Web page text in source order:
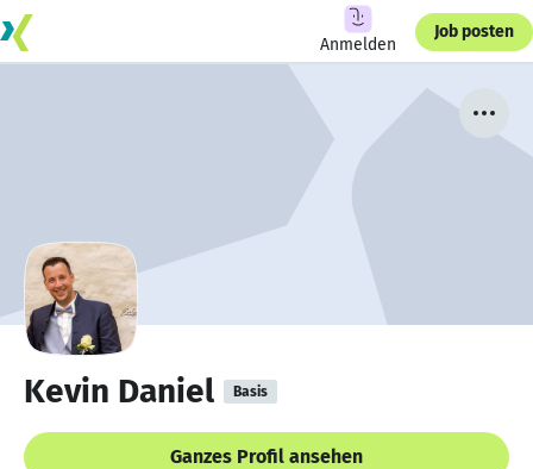
Anmelden
Job posten
Kevin Daniel Basis
Ganzes Profil ansehen